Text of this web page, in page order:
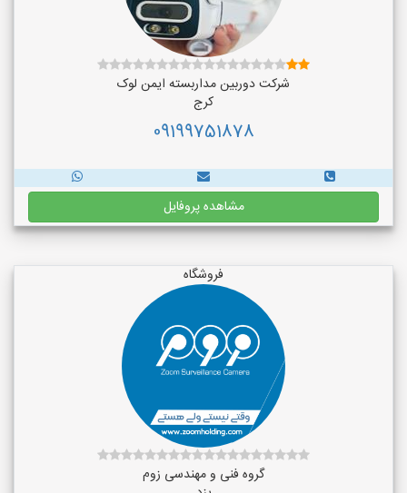
شرکت دوربین مداربسته ایمن لوک
کرج
09199751878
مشاهده پروفایل
فروشگاه
گروه فنی و مهندسی زوم